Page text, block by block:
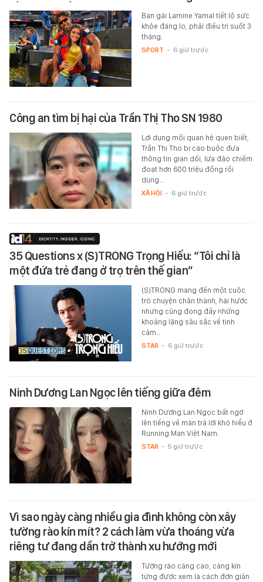
Bạn gái Lamine Yamal tiết lộ sức
khỏe đáng lo, phải điều trị suốt 3
tháng.
SPORT - 6 giờ trước
Công an tìm bị hại của Trần Thị Tho SN 1980
Lợi dụng mối quan hệ quen biết,
Trần Thị Tho bị cáo buộc đưa
thông tin gian dối, lừa đảo chiếm
đoạt hơn 600 triệu đồng rồi
dùng…
XÃ HỘI - 6 giờ trước
35 Questions x (S)TRONG Trọng Hiếu: “Tôi chỉ là
một đứa trẻ đang ở trọ trên thế gian”
(S)TRONG mang đến một cuộc
trò chuyện chân thành, hài hước
nhưng cũng đong đầy những
khoảng lặng sâu sắc về tình
cảm…
STAR - 6 giờ trước
Ninh Dương Lan Ngọc lên tiếng giữa đêm
Ninh Dương Lan Ngọc bất ngờ
lên tiếng về màn trả lời khó hiểu ở
Running Man Việt Nam.
STAR - 5 giờ trước
Vì sao ngày càng nhiều gia đình không còn xây
tường rào kín mít? 2 cách làm vừa thoáng vừa
riêng tư đang dần trở thành xu hướng mới
Tường rào càng cao, càng kín
từng được xem là cách đơn giản